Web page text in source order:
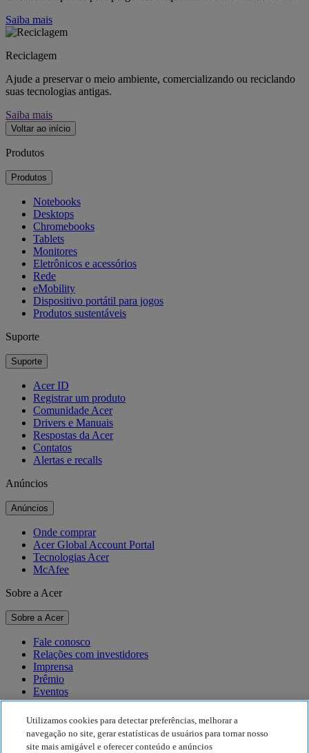
Saiba mais
Reciclagem
Ajude a preservar o meio ambiente, comercializando ou reciclando
suas tecnologias antigas.
Saiba mais
Voltar ao início
Produtos
Produtos
Notebooks
Desktops
Chromebooks
Tablets
Monitores
Eletrônicos e acessórios
Rede
eMobility
Dispositivo portátil para jogos
Produtos sustentáveis
Suporte
Suporte
Acer ID
Registrar um produto
Comunidade Acer
Drivers e Manuais
Respostas da Acer
Contatos
Alertas e recalls
Anúncios
Anúncios
Onde comprar
Acer Global Account Portal
Tecnologias Acer
McAfee
Sobre a Acer
Sobre a Acer
Fale conosco
Relações com investidores
Imprensa
Prêmio
Eventos
Sustentabilidade
Sustentabilidade
Utilizamos cookies para detectar preferências, melhorar a
navegação no site, gerar estatísticas de usuários para tornar nosso
site mais amigável e oferecer conteúdo e anúncios